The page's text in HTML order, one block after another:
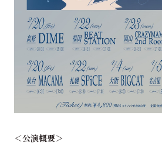
＜公演概要＞